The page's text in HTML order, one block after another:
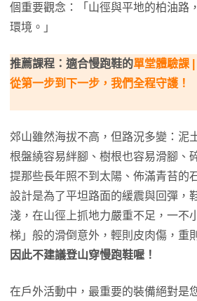
個重要觀念：「山徑與平地的柏油路
環境。」
推薦課程：適合慢跑鞋的單堂體驗課
從第一步到下一步，我們全程守護！
郊山雖然海拔不高，但路況多變：泥
根盤繞容易絆腳、樹根也容易滑腳、
提那些長年照不到太陽、佈滿青苔的
設計是為了平坦路面的緩震與回彈，
淺，在山徑上抓地力嚴重不足，一不
梯」般的滑倒意外，輕則皮肉傷，重
因此不建議登山穿慢跑鞋喔！
在戶外活動中，最重要的裝備絕對是